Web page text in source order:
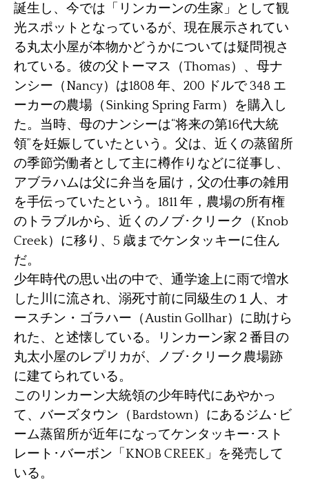
誕生し、今では「リンカーンの生家」として観
光スポットとなっているが、現在展示されてい
る丸太小屋が本物かどうかについては疑問視さ
れている。彼の父トーマス（Thomas）、母ナ
ンシー（Nancy）は1808 年、200 ドルで 348 エ
ーカーの農場（Sinking Spring Farm）を購入し
た。当時、母のナンシーは“将来の第16代大統
領”を妊娠していたという。父は、近くの蒸留所
の季節労働者として主に樽作りなどに従事し、
アブラハムは父に弁当を届け，父の仕事の雑用
を手伝っていたという。1811 年，農場の所有権
のトラブルから、近くのノブ･クリーク（Knob
Creek）に移り、5 歳までケンタッキーに住ん
だ。
少年時代の思い出の中で、通学途上に雨で増水
した川に流され、溺死寸前に同級生の１人、オ
ースチン・ゴラハー（Austin Gollhar）に助けら
れた、と述懐している。リンカーン家２番目の
丸太小屋のレプリカが、ノブ･クリーク農場跡
に建てられている。
このリンカーン大統領の少年時代にあやかっ
て、バーズタウン（Bardstown）にあるジム･ビ
ーム蒸留所が近年になってケンタッキー･スト
レート･バーボン「KNOB CREEK」を発売して
いる。